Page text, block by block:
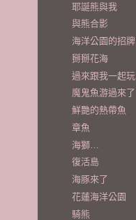
耶誕熊與我
與熊合影
海洋公園的招牌
掰掰花海
過來跟我一起玩
魔鬼魚游過來了
鮮艷的熱帶魚
章魚
海獅…
復活島
海豚來了
花蓮海洋公園
騎熊